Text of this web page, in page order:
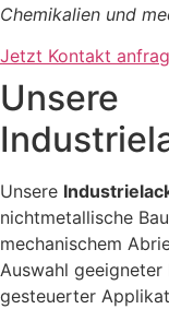
Chemikalien und
Jetzt Kontakt
Unsere
Unsere
nichtmetallische
mechanischem
Auswahl
gesteuerter